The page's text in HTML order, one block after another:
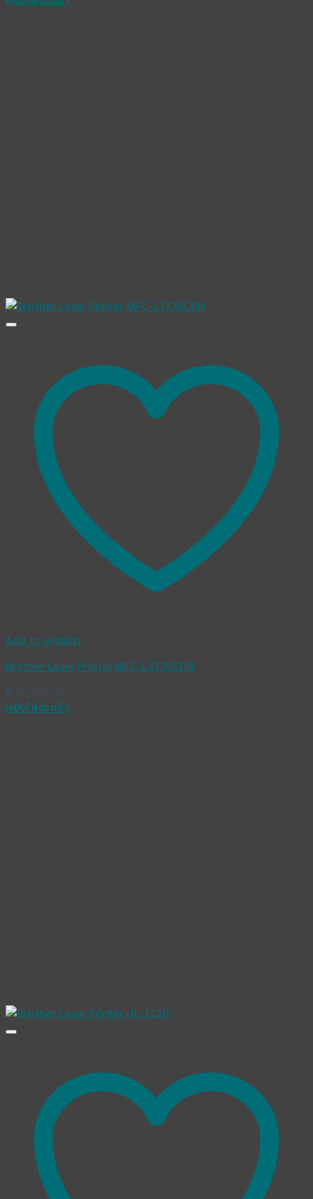
Add to wishlist
Brother Laser Printer MFC-L3735CDN
฿ 16,990.00
หยิบใส่ตะกร้า